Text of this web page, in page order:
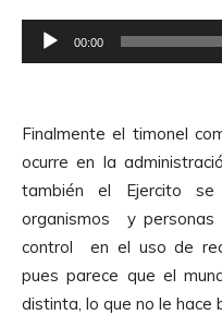
e
i
o
e
o
d
u
c
t
o
r
00:00
Finalmente el timonel
ocurre en la
también el Ejercito se
organismos y
control en el uso de
pues parece que el
distinta, lo que no le hace